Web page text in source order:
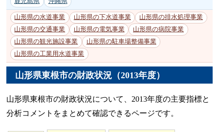
山形県の水道事業 山形県の下水道事業
山形県の排水処理事業
山形県の交通事業
山形県の電気事業
山形県の病院事業
山形県の観光施設事業
山形県の駐車場整備事業
山形県の工業用水道事業
山形県東根市の財政状況（2013年度）
山形県東根市の財政状況について、2013年度の主要指標と
分析コメントをまとめて確認できるページです。